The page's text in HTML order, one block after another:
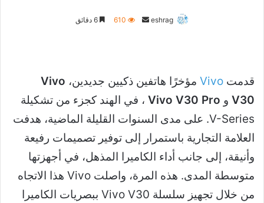
eshrag
أرسل 610
قدمت Vivo مؤخرًا هاتفين ذكيين جديدين، Vivo
V30 و Vivo V30 Pro ، في الهند كجزء من تشكيلة
V-Series. على مدى السنوات القليلة الماضية، هدفت
العلامة التجارية باستمرار إلى توفير تصميمات رفيعة
وأنيقة، إلى جانب أداء الكاميرا المذهل، في أجهزتها
متوسطة المدى. هذه المرة، واصلت Vivo هذا الاتجاه
من خلال تجهيز سلسلة Vivo V30 ببصريات الكاميرا